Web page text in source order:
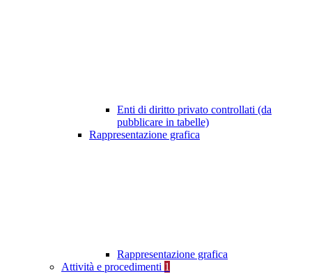
Enti di diritto privato controllati (da
pubblicare in tabelle)
Rappresentazione grafica
Rappresentazione grafica
Attività e procedimenti 1